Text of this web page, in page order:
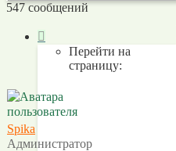
Spika
Администратор
547 сообщений
1
Перейти на
страницу: